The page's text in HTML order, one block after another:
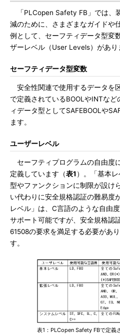
「PLCopen Safety FB」では、
減のために、さまざまなガイドや
例として、セーフティデータ型変
ザーレベル（User Levels）があり
セーフティデータ型変数
安全性関連で使用するデータを
で定義されているBOOLやINTな
ィデータ型としてSAFEBOOLや
ます。
ユーザーレベル
セーフティプログラムの自由度
定義しています（表1 ）。「基本
型やファンクションに制限が設け
い代わりに安全規格認証の難易度
レベル」は、C言語のような自由
サポート可能ですが、安全規格認
61508の要求を満足する必要があ
す。
表1：PLCopen Safety FBで定義